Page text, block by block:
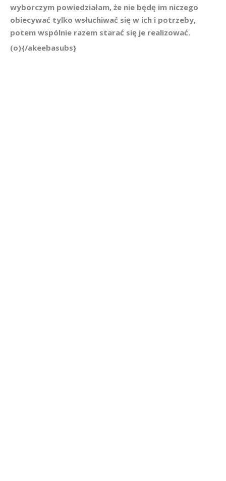
wyborczym powiedziałam, że nie będę im niczego
obiecywać tylko wsłuchiwać się w ich i potrzeby,
potem wspólnie razem starać się je realizować.
(o){/akeebasubs}